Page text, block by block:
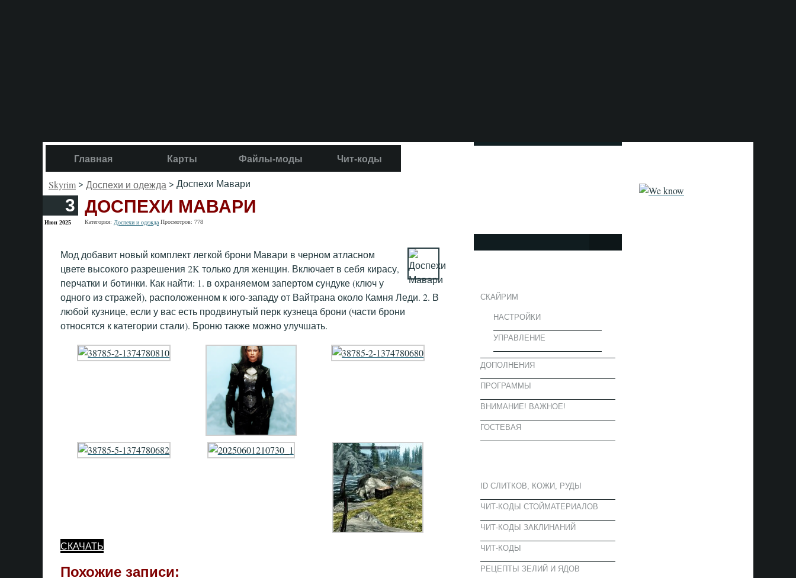
Главная Карты Файлы-моды Чит-коды
Skyrim > Доспехи и одежда > Доспехи Мавари
3
Июн 2025
ДОСПЕХИ МАВАРИ
Категория: Доспехи и одежда Просмотров: 778
Мод добавит новый комплект легкой брони Мавари в черном атласном
цвете высокого разрешения 2K только для женщин. Включает в себя кирасу,
перчатки и ботинки. Как найти: 1. в охраняемом запертом сундуке (ключ у
одного из стражей), расположенном к юго-западу от Вайтрана около Камня Леди. 2. В
любой кузнице, если у вас есть продвинутый перк кузнеца брони (части брони
относятся к категории стали). Броню также можно улучшать.
СКАЧАТЬ
Похожие записи:
СКАЙРИМ
НАСТРОЙКИ
УПРАВЛЕНИЕ
ДОПОЛНЕНИЯ
ПРОГРАММЫ
ВНИМАНИЕ! ВАЖНОЕ!
ГОСТЕВАЯ
ID СЛИТКОВ, КОЖИ, РУДЫ
ЧИТ-КОДЫ СТОЙМАТЕРИАЛОВ
ЧИТ-КОДЫ ЗАКЛИНАНИЙ
ЧИТ-КОДЫ
РЕЦЕПТЫ ЗЕЛИЙ И ЯДОВ